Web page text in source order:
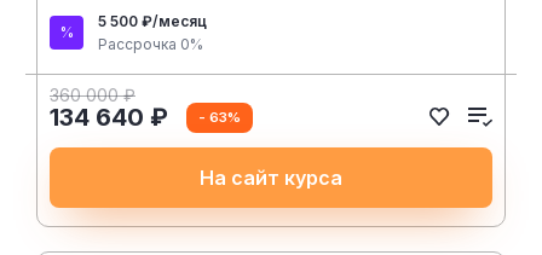
5 500 ₽/месяц
Рассрочка 0%
360 000 ₽
134 640 ₽ - 63%
На сайт курса